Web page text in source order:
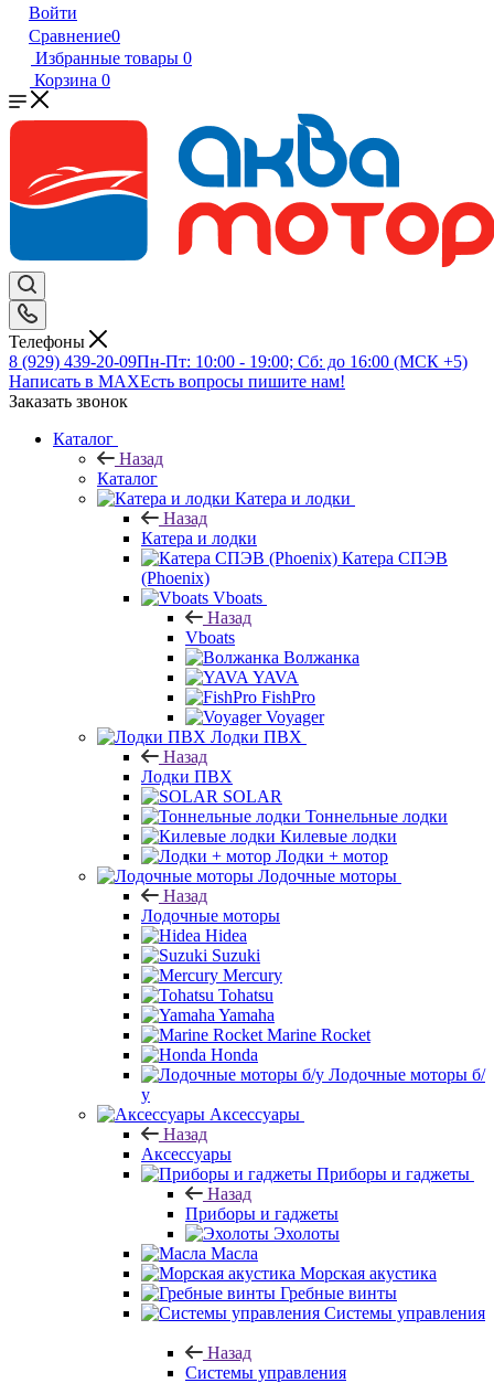
Войти
Сравнение0
Избранные товары 0
Корзина 0
Телефоны
8 (929) 439-20-09Пн-Пт: 10:00 - 19:00; Сб: до 16:00 (МСК +5)
Написать в MAXЕсть вопросы пишите нам!
Заказать звонок
Каталог
Назад
Каталог
Катера и лодки
Назад
Катера и лодки
Катера СПЭВ
(Phoenix)
Vboats
Назад
Vboats
Волжанка
YAVA
FishPro
Voyager
Лодки ПВХ
Назад
Лодки ПВХ
SOLAR
Тоннельные лодки
Килевые лодки
Лодки + мотор
Лодочные моторы
Назад
Лодочные моторы
Hidea
Suzuki
Mercury
Tohatsu
Yamaha
Marine Rocket
Honda
Лодочные моторы б/
у
Аксессуары
Назад
Аксессуары
Приборы и гаджеты
Назад
Приборы и гаджеты
Эхолоты
Масла
Морская акустика
Гребные винты
Системы управления
Назад
Системы управления